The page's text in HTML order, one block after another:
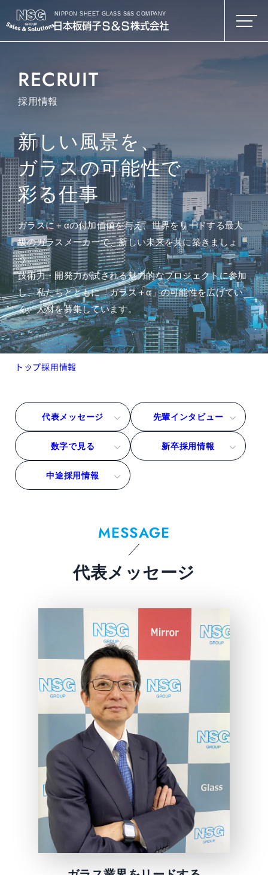
NIPPON SHEET GLASS S&S COMPANY
RECRUIT
採用情報
新しい風景を、
ガラスの可能性で
彩る仕事
ガラスに＋αの付加価値を与え、世界をリードする最大
級のガラスメーカーで、新しい未来を共に築きましょ
う。
技術力・開発力が試される魅力的なプロジェクトに参加
し、私たちとともに「ガラス＋α」の可能性を広げてい
く、人材を募集しています。
トップ採用情報
代表メッセージ 先輩インタビュー
数字で見る 新卒採用情報
中途採用情報
MESSAGE
代表メッセージ